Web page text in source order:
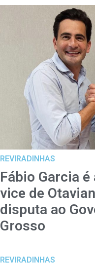
REVIRADINHAS
Fábio Garcia
vice de
disputa ao
Grosso
REVIRADINHAS